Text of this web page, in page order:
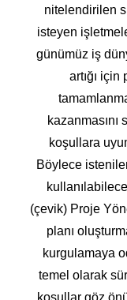
nitelendirilen
isteyen
günümüz iş
artığı
koşullara
Böylece
(çevik) Proje
planı
kurgulamaya
temel olarak
koşullar göz